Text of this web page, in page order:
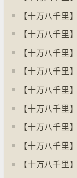
【十万八千里